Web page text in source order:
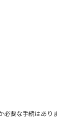
必要な手続はあり